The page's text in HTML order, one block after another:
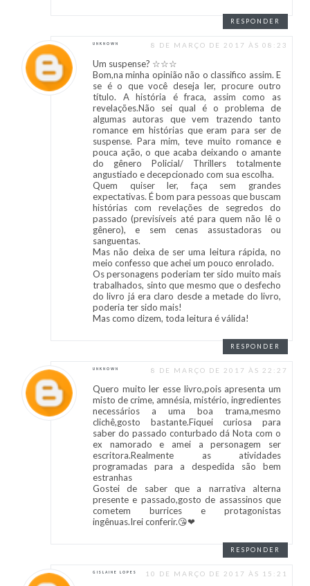
RESPONDER
UNKNOWN 8 DE MARÇO DE 2017 ÀS 08:23
Um suspense? ☆☆☆
Bom,na minha opinião não o classifico assim. E
se é o que você deseja ler, procure outro
título. A história é fraca, assim como as
revelações.Não sei qual é o problema de
algumas autoras que vem trazendo tanto
romance em histórias que eram para ser de
suspense. Para mim, teve muito romance e
pouca ação, o que acaba deixando o amante
do gênero Policial/ Thrillers totalmente
angustiado e decepcionado com sua escolha.
Quem quiser ler, faça sem grandes
expectativas. É bom para pessoas que buscam
histórias com revelações de segredos do
passado (previsíveis até para quem não lê o
gênero), e sem cenas assustadoras ou
sanguentas.
Mas não deixa de ser uma leitura rápida, no
meio confesso que achei um pouco enrolado.
Os personagens poderiam ter sido muito mais
trabalhados, sinto que mesmo que o desfecho
do livro já era claro desde a metade do livro,
poderia ter sido mais!
Mas como dizem, toda leitura é válida!
RESPONDER
UNKNOWN 8 DE MARÇO DE 2017 ÀS 22:27
Quero muito ler esse livro,pois apresenta um
misto de crime, amnésia, mistério, ingredientes
necessários a uma boa trama,mesmo
clichê,gosto bastante.Fiquei curiosa para
saber do passado conturbado dá Nota com o
ex namorado e amei a personagem ser
escritora.Realmente as atividades
programadas para a despedida são bem
estranhas
Gostei de saber que a narrativa alterna
presente e passado,gosto de assassinos que
cometem burrices e protagonistas
ingênuas.Irei conferir.😘❤
RESPONDER
GISLAINE LOPES 10 DE MARÇO DE 2017 ÀS 15:21